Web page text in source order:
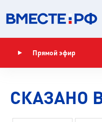
Прямой эфир
СКАЗАНО